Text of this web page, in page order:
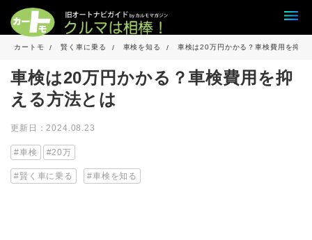
カートモ 賢く車に乗る 車検を知る 車検は20万円かかる？車検費用を抑え
車検は20万円かかる？車検費用を抑
える方法とは
更新日：2024.08.23
車検 20万
賢く車に乗る 車検を知る